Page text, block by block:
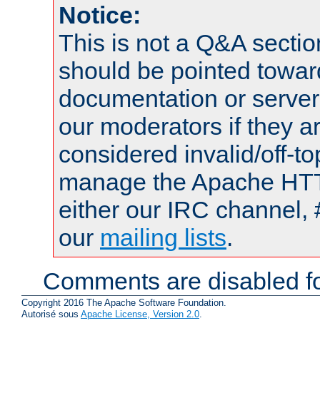
Notice:
This is not a Q&A
should be pointed
documentation or
our moderators if they
considered invalid/off-
manage the Apache
either our IRC channel,
our mailing lists.
Comments are disabled
Copyright 2016 The Apache Software Foundation.
Autorisé sous Apache License, Version 2.0.